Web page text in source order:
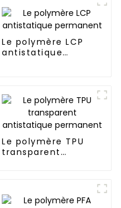
Le polymère LCP
antistatique
Le polymère TPU
transparent